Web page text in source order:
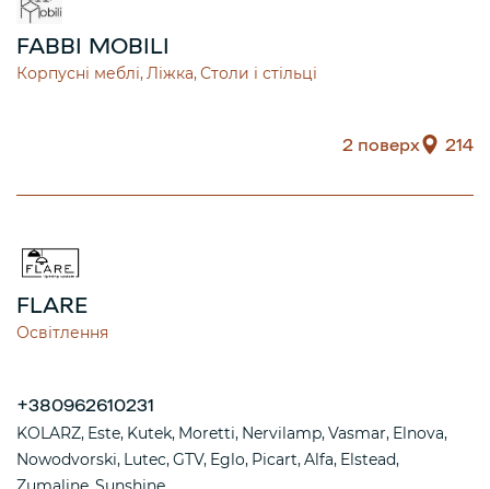
FABBI MOBILI
Корпусні меблі Ліжка Столи і стільці
2 поверх 214
FLARE
Освітлення
+380962610231
KOLARZ Este Kutek Moretti Nervilamp Vasmar Elnova
Nowodvorski Lutec GTV Eglo Picart Alfa Elstead